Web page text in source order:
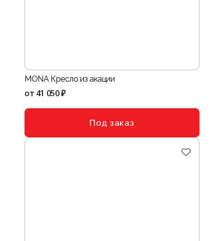
MONA Кресло из акации
от 41 050 ₽
Под заказ